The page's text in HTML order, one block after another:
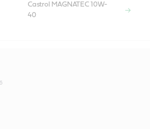
Castrol MAGNATEC 10W-
40